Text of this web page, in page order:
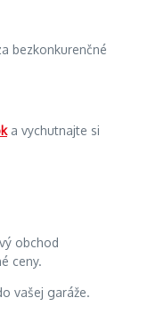
bezkonkurenčné
a vychutnajte si
obchod
ceny.
vašej garáže.